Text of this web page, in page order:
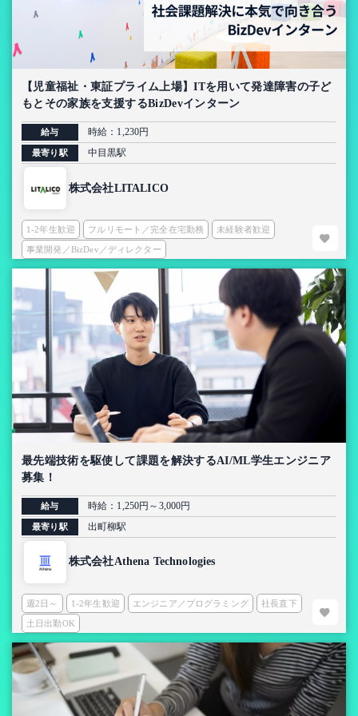
【児童福祉・東証プライム上場】ITを用いて発達障害の子ど
もとその家族を支援するBizDevインターン
給与 時給：1,230円
最寄り駅 中目黒駅
株式会社LITALICO
1-2年生歓迎 フルリモート／完全在宅勤務 未経験者歓迎
事業開発／BizDev／ディレクター
最先端技術を駆使して課題を解決するAI/ML学生エンジニア
募集！
給与 時給：1,250円～3,000円
最寄り駅 出町柳駅
株式会社Athena Technologies
週2日～ 1-2年生歓迎 エンジニア／プログラミング 社長直下
土日出勤OK